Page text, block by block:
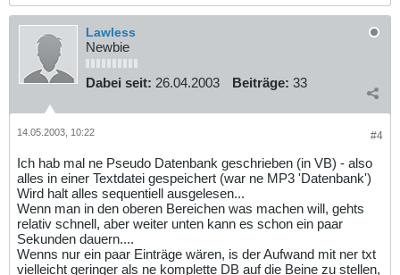
Lawless
Newbie
Dabei seit: 26.04.2003 Beiträge: 33
#4
14.05.2003, 10:22
Ich hab mal ne Pseudo Datenbank geschrieben (in VB) - also
alles in einer Textdatei gespeichert (war ne MP3 'Datenbank')
Wird halt alles sequentiell ausgelesen...
Wenn man in den oberen Bereichen was machen will, gehts
relativ schnell, aber weiter unten kann es schon ein paar
Sekunden dauern....
Wenns nur ein paar Einträge wären, is der Aufwand mit ner txt
vielleicht geringer als ne komplette DB auf die Beine zu stellen,